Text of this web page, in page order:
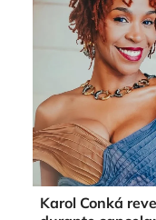
Karol Conká